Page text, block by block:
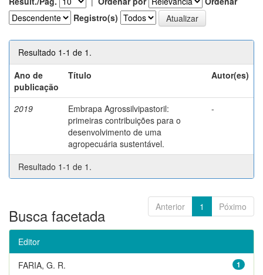
Registro(s)
Resultado 1-1 de 1.
Ano de
publicação
Título Autor(es)
2019
Embrapa Agrossilvipastoril:
primeiras contribuições para o
desenvolvimento de uma
agropecuária sustentável.
-
Resultado 1-1 de 1.
Anterior 1 Póximo
Busca facetada
Editor
1
FARIA, G. R.